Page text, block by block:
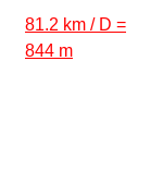
81.2 km / D =
844 m